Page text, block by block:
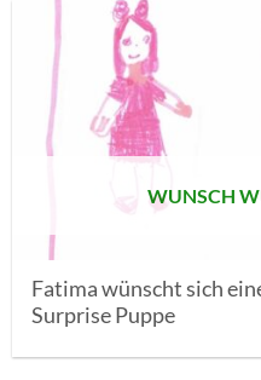
WUNSCH
Fatima wünscht sich
Surprise Puppe